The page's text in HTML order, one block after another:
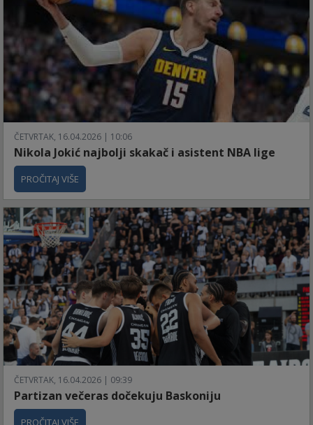
ČETVRTAK, 16.04.2026 | 10:06
Nikola Jokić najbolji skakač i asistent NBA lige
PROČITAJ VIŠE
ČETVRTAK, 16.04.2026 | 09:39
Partizan večeras dočekuju Baskoniju
PROČITAJ VIŠE